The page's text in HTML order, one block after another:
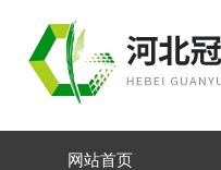
网站首页